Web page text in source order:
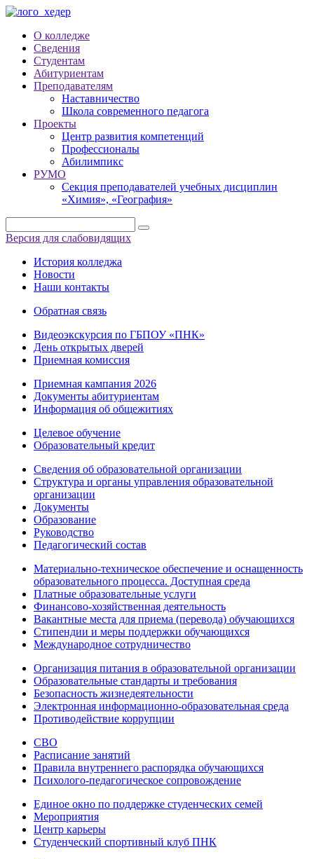
О колледже
Сведения
Студентам
Абитуриентам
Преподавателям
Наставничество
Школа современного педагога
Проекты
Центр развития компетенций
Профессионалы
Абилимпикс
РУМО
Секция преподавателей учебных дисциплин
«Химия», «География»
Версия для слабовидящих
История колледжа
Новости
Наши контакты
Обратная связь
Видеоэкскурсия по ГБПОУ «ПНК»
День открытых дверей
Приемная комиссия
Приемная кампания 2026
Дoкументы абитуриентам
Информация об общежитиях
Целевое обучение
Образовательный кредит
Сведения об образовательной организации
Структура и органы управления образовательной
организации
Документы
Образование
Руководство
Педагогический состав
Материально-техническое обеспечение и оснащенность
образовательного процесса. Доступная среда
Платные образовательные услуги
Финансово-хозяйственная деятельность
Вакантные места для приема (перевода) обучающихся
Стипендии и меры поддержки обучающихся
Международное сотрудничество
Организация питания в образовательной организации
Образовательные стандарты и требования
Безопасность жизнедеятельности
Электронная информационно-образовательная среда
Противодействие коррупции
СВО
Расписание занятий
Правила внутреннего распорядка обучающихся
Психолого-педагогическое сопровождение
Единое окно по поддержке студенческих семей
Мероприятия
Центр карьеры
Студенческий спортивный клуб ПНК